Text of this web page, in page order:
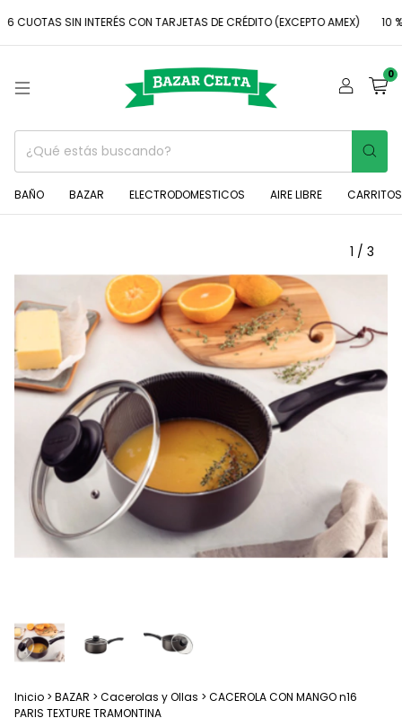
SIN INTERÉS CON TARJETAS DE CRÉDITO (EXCEPTO AMEX) 10 %
0
BAÑO BAZAR ELECTRODOMESTICOS AIRE LIBRE
1 / 3
Inicio > BAZAR > Cacerolas y Ollas > CACEROLA CON MANGO n16
PARIS TEXTURE TRAMONTINA